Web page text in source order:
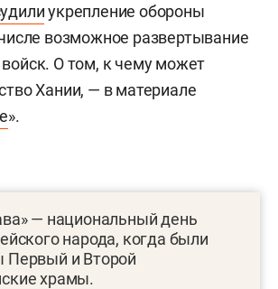
укрепление обороны
возможное развертывание
О том, к чему может
Хании, — в материале
».
— национальный день
народа, когда были
Первый и Второй
храмы.